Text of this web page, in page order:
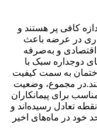
کافی پر هستند و
در عرضه باعث
و به‌صرفه
دوجداره سبک با
به سمت کیفیت
مجموع، وضعیت
برای پیمانکاران
تعادل رسیده‌اند و
خود در ماه‌های اخیر